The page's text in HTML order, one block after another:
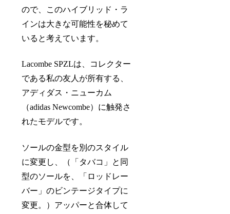
ので、このハイブリッド・ラ
インは大きな可能性を秘めて
いると考えています。
Lacombe SPZLは、コレクター
である私の友人が所有する、
アディダス・ニューカム
（adidas Newcombe）に触発さ
れたモデルです。
ソールの金型を別のスタイル
に変更し、（「タバコ」と同
型のソールを、「ロッドレー
バー」のビンテージタイプに
変更。）アッパーと合体して